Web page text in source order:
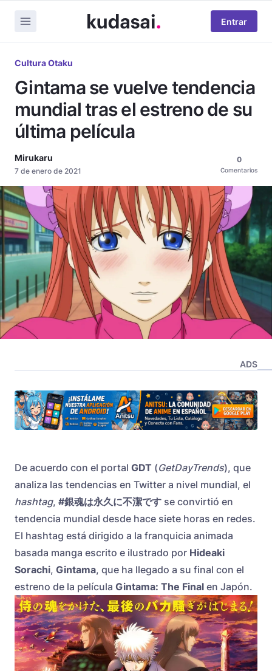
Entrar
Cultura Otaku
Gintama se vuelve tendencia
mundial tras el estreno de su
última película
Mirukaru
7 de enero de 2021
0
Comentarios
ADS
De acuerdo con el portal GDT (GetDayTrends), que
analiza las tendencias en Twitter a nivel mundial, el
hashtag, #銀魂は永久に不潔です se convirtió en
tendencia mundial desde hace siete horas en redes.
El hashtag está dirigido a la franquicia animada
basada manga escrito e ilustrado por Hideaki
Sorachi, Gintama, que ha llegado a su final con el
estreno de la película Gintama: The Final en Japón.